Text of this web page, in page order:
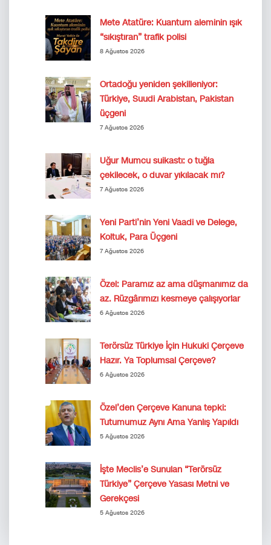
Mete Atatüre: Kuantum aleminin ışık
“sıkıştıran” trafik polisi
8 Ağustos 2026
Ortadoğu yeniden şekilleniyor:
Türkiye, Suudi Arabistan, Pakistan
üçgeni
7 Ağustos 2026
Uğur Mumcu suikastı: o tuğla
çekilecek, o duvar yıkılacak mı?
7 Ağustos 2026
Yeni Parti’nin Yeni Vaadi ve Delege,
Koltuk, Para Üçgeni
7 Ağustos 2026
Özel: Paramız az ama düşmanımız da
az. Rüzgârımızı kesmeye çalışıyorlar
6 Ağustos 2026
Terörsüz Türkiye İçin Hukuki Çerçeve
Hazır. Ya Toplumsal Çerçeve?
6 Ağustos 2026
Özel’den Çerçeve Kanuna tepki:
Tutumumuz Aynı Ama Yanlış Yapıldı
5 Ağustos 2026
İşte Meclis’e Sunulan “Terörsüz
Türkiye” Çerçeve Yasası Metni ve
Gerekçesi
5 Ağustos 2026